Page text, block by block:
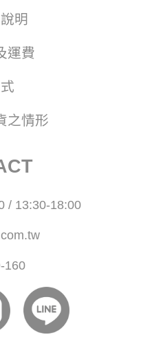
明
運費
之情形
/ 13:30-18:00
160